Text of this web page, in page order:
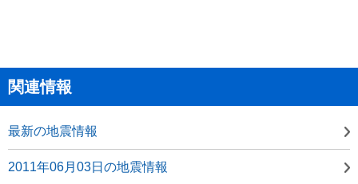
関連情報
最新の地震情報
2011年06月03日の地震情報